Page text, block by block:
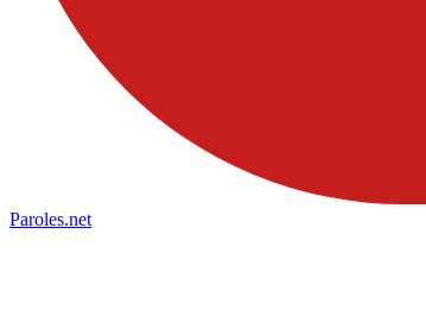
Paroles.net